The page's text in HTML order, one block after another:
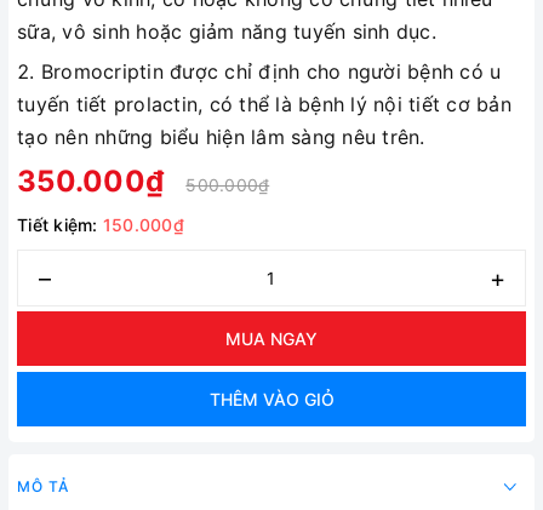
sữa, vô sinh hoặc giảm năng tuyến sinh dục.
Bromocriptin được chỉ định cho người bệnh có u
tuyến tiết prolactin, có thể là bệnh lý nội tiết cơ bản
tạo nên những biểu hiện lâm sàng nêu trên.
350.000₫
500.000₫
Tiết kiệm: 150.000₫
– +
MUA NGAY
THÊM VÀO GIỎ
MÔ TẢ